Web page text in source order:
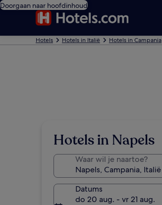
Doorgaan naar hoofdinhoud
Hotels Hotels in Italië Hotels in Campania
Hotels in Napels
Waar wil je naartoe?
Datums
do 20 aug. - vr 21 aug.